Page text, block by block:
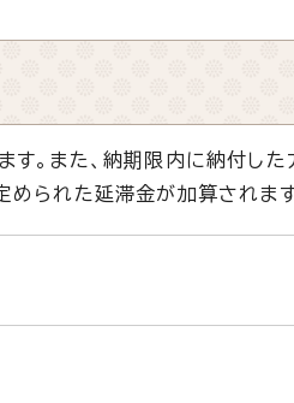
。また、納期限内に納付した
られた延滞金が加算されます